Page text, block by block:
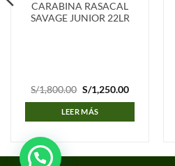
CARABINA RASACAL
SAVAGE JUNIOR 22LR
S/1,800.00 El
precio
original
era:
S/1,800.00.
S/1,250.00El
S/1,250.00.
LEER MÁS